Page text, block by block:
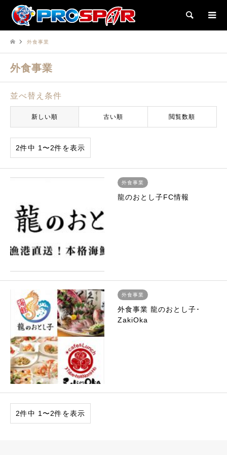
検索
外食事業
外食事業
並べ替え条件
新しい順 古い順 閲覧数順
2件中 1〜2件を表示
外食事業
龍のおとし子FC情報
外食事業
外食事業 龍のおとし子･
ZakiOka
2件中 1〜2件を表示